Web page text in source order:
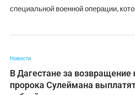
специальной военной операции,
Новости
В Дагестане за
пророка Сулеймана